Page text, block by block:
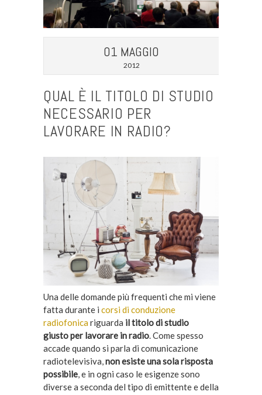
01 MAGGIO
2012
QUAL È IL TITOLO DI STUDIO
NECESSARIO PER
LAVORARE IN RADIO?
Una delle domande più frequenti che mi viene
fatta durante i corsi di conduzione
radiofonicariguarda il titolo di studio
giusto per lavorare in radio. Come spesso
accade quando si parla di comunicazione
radiotelevisiva,non esiste una sola risposta
possibile, e in ogni caso le esigenze sono
diverse a seconda del tipo di emittente e della